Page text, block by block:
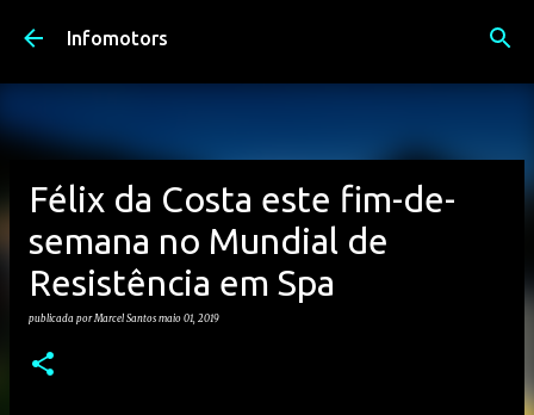
Avançar para o conteúdo principal
Infomotors
Félix da Costa este fim-de-
semana no Mundial de
Resistência em Spa
publicada porMarcel Santos maio 01, 2019